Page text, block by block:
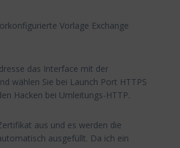
Vorlage Exchange
das Interface mit der
wählen Sie bei Launch Port HTTPS
Hacken bei Umleitungs-HTTP.
aus und es werden die
ausgefüllt. Da ich ein